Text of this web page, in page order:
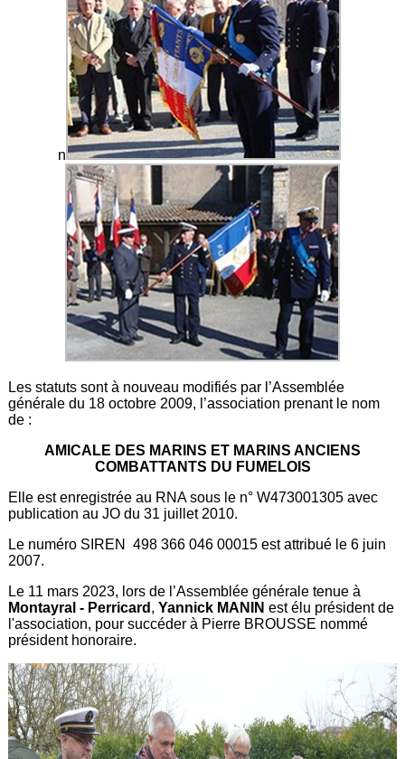
n
Les statuts sont à nouveau modifiés par l’Assemblée
générale du 18 octobre 2009, l’association prenant le nom
de :
AMICALE DES MARINS ET MARINS ANCIENS
COMBATTANTS DU FUMELOIS
Elle est enregistrée au RNA sous le n° W473001305 avec
publication au JO du 31 juillet 2010.
Le numéro SIREN 498 366 046 00015 est attribué le 6 juin
2007.
Le 11 mars 2023, lors de l’Assemblée générale tenue à
Montayral - Perricard ,Yannick MANINest élu président de
l'association, pour succéder à Pierre BROUSSE nommé
président honoraire.